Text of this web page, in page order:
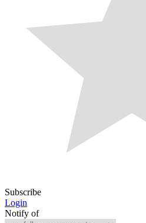
Subscribe
Login
Notify of